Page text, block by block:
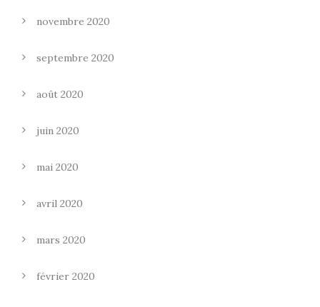
novembre 2020
septembre 2020
août 2020
juin 2020
mai 2020
avril 2020
mars 2020
février 2020